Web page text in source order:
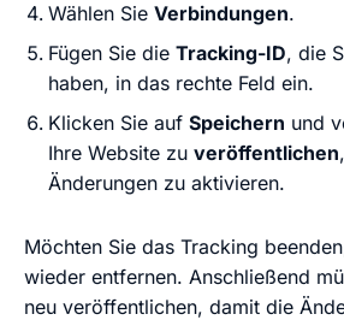
Wählen Sie Verbindungen.
Fügen Sie die Tracking-ID, die
haben, in das rechte Feld ein.
Klicken Sie auf Speichern und
Ihre Website zu veröffentlichen
Änderungen zu aktivieren.
Möchten Sie das Tracking
wieder entfernen. Anschließend
neu veröffentlichen, damit die